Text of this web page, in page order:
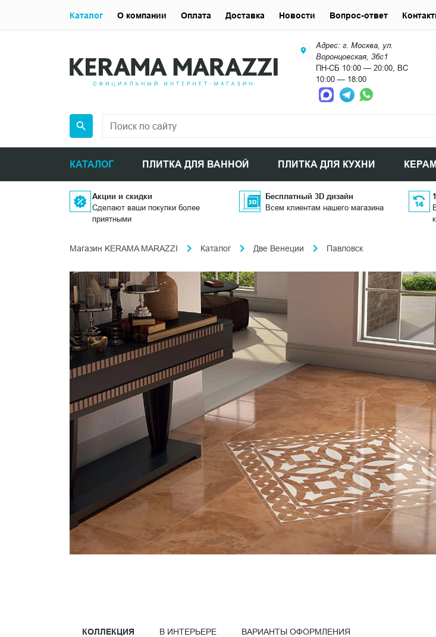
Адрес: г. Москва, ул.
Воронцовская, 36с1
ПН-СБ 10:00 — 20:00, ВС
10:00 — 18:00
КАТАЛОГ ПЛИТКА ДЛЯ ВАННОЙ ПЛИТКА ДЛЯ КУХНИ
Каталог О компании Оплата Доставка Новости Вопрос-ответ
Акции и скидки
Сделают ваши покупки более
приятными
Бесплатный 3D дизайн
Всем клиентам нашего магазина
Магазин KERAMA MARAZZI Каталог Две Венеции Павловск
КОЛЛЕКЦИЯ В ИНТЕРЬЕРЕ ВАРИАНТЫ ОФОРМЛЕНИЯ